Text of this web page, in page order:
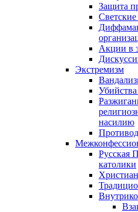
Защита
Акции в
Экстремизм
насилию
Русская
католики